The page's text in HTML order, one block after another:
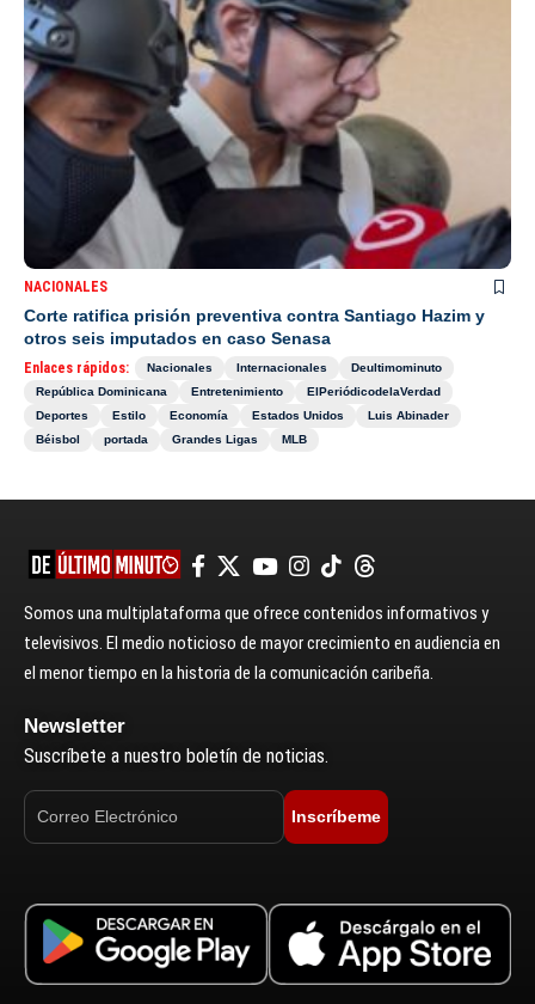
NACIONALES
Corte ratifica prisión preventiva contra Santiago Hazim y
otros seis imputados en caso Senasa
Enlaces rápidos: Nacionales Internacionales
Deultimominuto
República Dominicana
Entretenimiento
ElPeriódicodelaVerdad
Deportes
Estilo Economía Estados Unidos
Luis Abinader
Béisbol
portada Grandes Ligas MLB
Somos una multiplataforma que ofrece contenidos informativos y
televisivos. El medio noticioso de mayor crecimiento en audiencia en
el menor tiempo en la historia de la comunicación caribeña.
Newsletter
Suscríbete a nuestro boletín de noticias.
Inscríbeme